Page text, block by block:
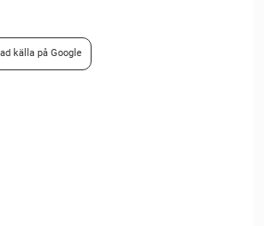
källa på Google